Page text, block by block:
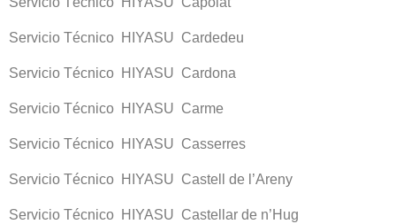
Servicio Técnico HIYASU Cardedeu
Servicio Técnico HIYASU Cardona
Servicio Técnico HIYASU Carme
Servicio Técnico HIYASU Casserres
Servicio Técnico HIYASU Castell de l’Areny
Servicio Técnico HIYASU Castellar de n’Hug